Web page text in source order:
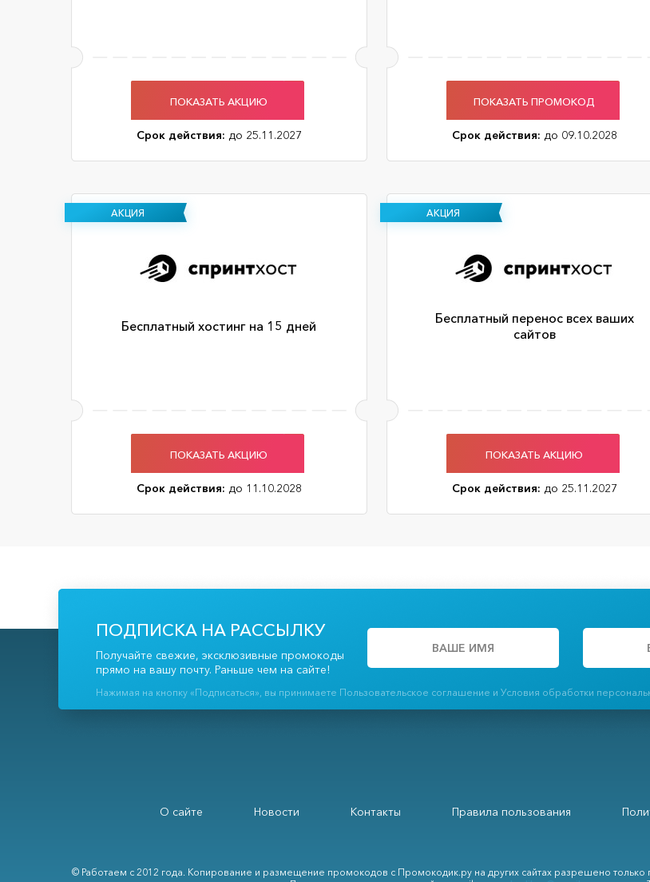
ПОКАЗАТЬ АКЦИЮ
Срок действия: до 25.11.2027
ПОКАЗАТЬ ПРОМОКОД
Срок действия: до 09.10.2028
АКЦИЯ
Бесплатный хостинг на 15 дней
ПОКАЗАТЬ АКЦИЮ
Срок действия: до 11.10.2028
АКЦИЯ
Бесплатный перенос всех ваших
сайтов
ПОКАЗАТЬ АКЦИЮ
Срок действия: до 25.11.2027
ПОДПИСКА НА РАССЫЛКУ
Получайте свежие, эксклюзивные промокоды
прямо на вашу почту. Раньше чем на сайте!
Нажимая на кнопку «Подписаться», вы принимаете Пользовательское соглашение и Условия обработки
О сайте Новости Контакты Правила пользования
© Работаем с 2012 года. Копирование и размещение промокодов с Промокодик.ру на других сайтах разрешено